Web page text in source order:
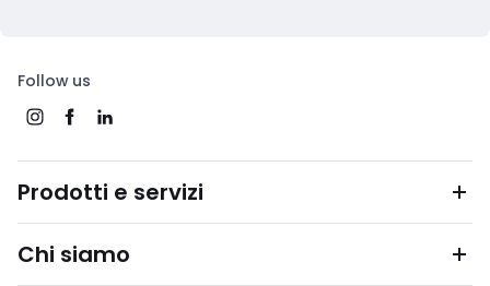
Follow us
Prodotti e servizi
Chi siamo